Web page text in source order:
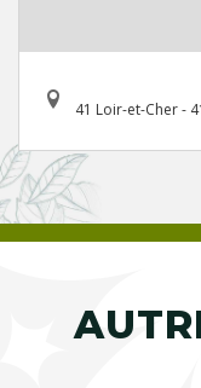
41 Loir-et-Cher -